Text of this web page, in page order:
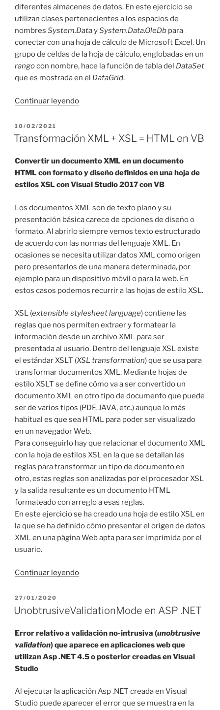
VB)»
diferentes almacenes de datos. En este ejercicio se
utilizan clases pertenecientes a los espacios de
nombres System.DataySystem.Data.OleDb para
conectar con una hoja de cálculo de Microsoft Excel. Un
grupo de celdas de la hoja de cálculo, englobadas en un
rangocon nombre, hace la función de tabla del DataSet
que es mostrada en el DataGrid.
Continuar leyendo«Excel
.NET
VS
2022
(VB
C#)»
PUBLICADO
EL
10/02/2021
Transformación XML + XSL = HTML en VB
Convertir un documento XML en un documento
HTML con formato y diseño definidos en una hoja de
estilos XSL con Visual Studio 2017 con VB
Los documentos XML son de texto plano y su
presentación básica carece de opciones de diseño o
formato. Al abrirlo siempre vemos texto estructurado
de acuerdo con las normas del lenguaje XML. En
ocasiones se necesita utilizar datos XML como origen
pero presentarlos de una manera determinada, por
ejemplo para un dispositivo móvil o para la web. En
estos casos podemos recurrir a las hojas de estilo XSL.
XSL (extensible stylesheet language) contiene las
reglas que nos permiten extraer y formatear la
información desde un archivo XML para ser
presentada al usuario. Dentro del lenguaje XSL existe
el estándar XSLT (XSL transformation) que se usa para
transformar documentos XML. Mediante hojas de
estilo XSLT se define cómo va a ser convertido un
documento XML en otro tipo de documento que puede
ser de varios tipos (PDF, JAVA, etc.) aunque lo más
habitual es que sea HTML para poder ser visualizado
en un navegador Web.
Para conseguirlo hay que relacionar el documento XML
con la hoja de estilos XSL en la que se detallan las
reglas para transformar un tipo de documento en
otro, estas reglas son analizadas por el procesador XSL
y la salida resultante es un documento HTML
formateado con arreglo a esas reglas.
En este ejercicio se ha creado una hoja de estilo XSL en
la que se ha definido cómo presentar el origen de datos
XML en una página Web apta para ser imprimida por el
usuario.
Continuar leyendo«Transformación
XSL
HTML
en
VB»
PUBLICADO
EL
27/01/2020
UnobtrusiveValidationMode en ASP .NET
Error relativo a validación no-intrusiva (unobtrusive
validation) que aparece en aplicaciones web que
utilizan Asp .NET 4.5 o posterior creadas en Visual
Studio
Al ejecutar la aplicación Asp .NET creada en Visual
Studio puede aparecer el error que se muestra en la